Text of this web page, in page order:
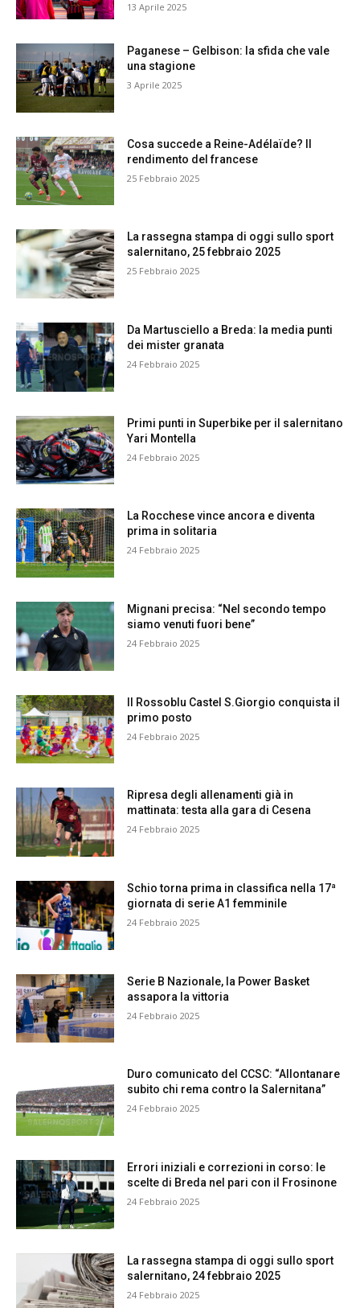
13 Aprile 2025
Paganese – Gelbison: la sfida che vale
una stagione
3 Aprile 2025
Cosa succede a Reine-Adélaïde? Il
rendimento del francese
25 Febbraio 2025
La rassegna stampa di oggi sullo sport
salernitano, 25 febbraio 2025
25 Febbraio 2025
Da Martusciello a Breda: la media punti
dei mister granata
24 Febbraio 2025
Primi punti in Superbike per il salernitano
Yari Montella
24 Febbraio 2025
La Rocchese vince ancora e diventa
prima in solitaria
24 Febbraio 2025
Mignani precisa: “Nel secondo tempo
siamo venuti fuori bene”
24 Febbraio 2025
Il Rossoblu Castel S.Giorgio conquista il
primo posto
24 Febbraio 2025
Ripresa degli allenamenti già in
mattinata: testa alla gara di Cesena
24 Febbraio 2025
Schio torna prima in classifica nella 17ª
giornata di serie A1 femminile
24 Febbraio 2025
Serie B Nazionale, la Power Basket
assapora la vittoria
24 Febbraio 2025
Duro comunicato del CCSC: “Allontanare
subito chi rema contro la Salernitana”
24 Febbraio 2025
Errori iniziali e correzioni in corso: le
scelte di Breda nel pari con il Frosinone
24 Febbraio 2025
La rassegna stampa di oggi sullo sport
salernitano, 24 febbraio 2025
24 Febbraio 2025